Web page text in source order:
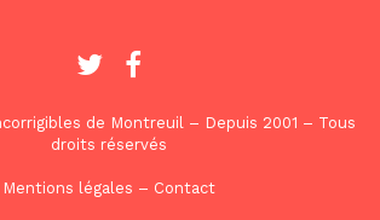
de Montreuil – Depuis 2001 – Tous
droits réservés
Mentions légales – Contact